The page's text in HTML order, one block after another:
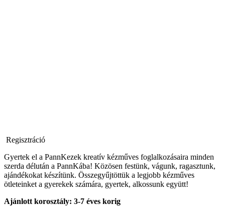
Regisztráció
Gyertek el a PannKezek kreatív kézműves foglalkozásaira minden
szerda délután a PannKába! Közösen festünk, vágunk, ragasztunk,
ajándékokat készítünk. Összegyűjtöttük a legjobb kézműves
ötleteinket a gyerekek számára, gyertek, alkossunk együtt!
Ajánlott korosztály: 3-7 éves korig